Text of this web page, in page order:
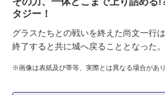
タジー！
グラスたちとの戦いを終えた尚文一行
終了すると共に城へ戻ることとなった
※画像は表紙及び帯等、実際とは異なる場合があり